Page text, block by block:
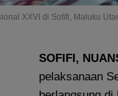
XXVI di Sofifi, Maluku
SOFIFI,
pelaksanaan